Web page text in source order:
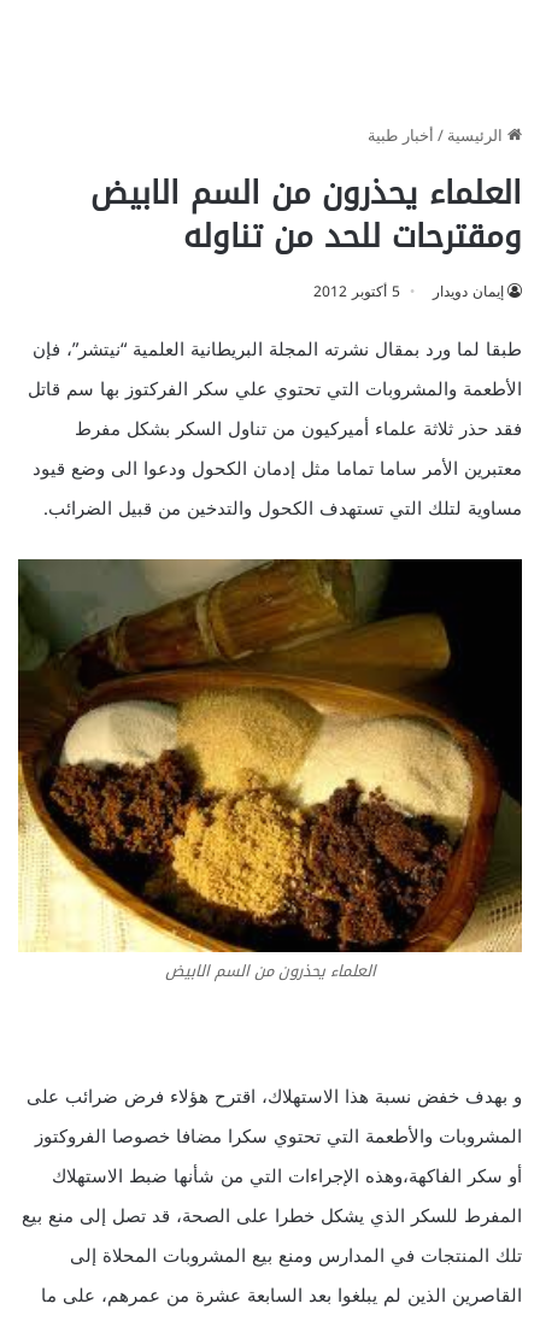
الرئيسية/أخبار طبية
العلماء يحذرون من السم الابيض
ومقترحات للحد من تناوله
إيمان دويدار 5 أكتوبر 2012
طبقا لما ورد بمقال نشرته المجلة البريطانية العلمية “نيتشر”، فإن
الأطعمة والمشروبات التي تحتوي علي سكر الفركتوز بها سم قاتل
فقد حذر ثلاثة علماء أميركيون من تناول السكر بشكل مفرط
معتبرين الأمر ساما تماما مثل إدمان الكحول ودعوا الى وضع قيود
مساوية لتلك التي تستهدف الكحول والتدخين من قبيل الضرائب.
العلماء يحذرون من السم الابيض
و بهدف خفض نسبة هذا الاستهلاك، اقترح هؤلاء فرض ضرائب على
المشروبات والأطعمة التي تحتوي سكرا مضافا خصوصا الفروكتوز
أو سكر الفاكهة،وهذه الإجراءات التي من شأنها ضبط الاستهلاك
المفرط للسكر الذي يشكل خطرا على الصحة، قد تصل إلى منع بيع
تلك المنتجات في المدارس ومنع بيع المشروبات المحلاة إلى
القاصرين الذين لم يبلغوا بعد السابعة عشرة من عمرهم، على ما